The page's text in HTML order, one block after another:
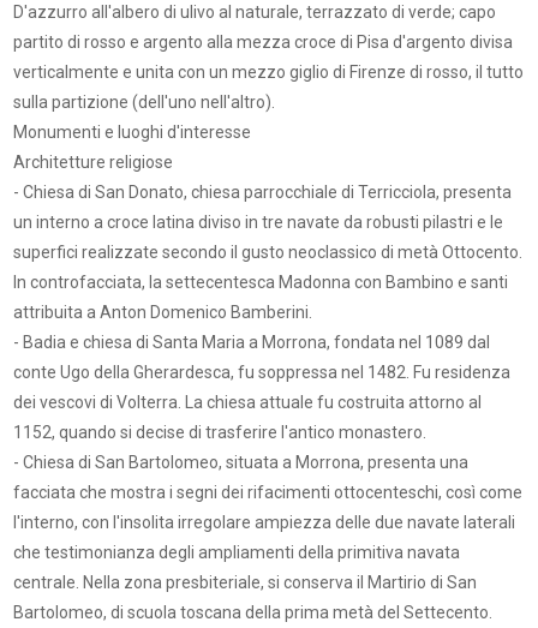
D'azzurro all'albero di ulivo al naturale, terrazzato di verde; capo
partito di rosso e argento alla mezza croce di Pisa d'argento divisa
verticalmente e unita con un mezzo giglio di Firenze di rosso, il tutto
sulla partizione (dell'uno nell'altro).
Monumenti e luoghi d'interesse
Architetture religiose
- Chiesa di San Donato, chiesa parrocchiale di Terricciola, presenta
un interno a croce latina diviso in tre navate da robusti pilastri e le
superfici realizzate secondo il gusto neoclassico di metà Ottocento.
In controfacciata, la settecentesca Madonna con Bambino e santi
attribuita a Anton Domenico Bamberini.
- Badia e chiesa di Santa Maria a Morrona, fondata nel 1089 dal
conte Ugo della Gherardesca, fu soppressa nel 1482. Fu residenza
dei vescovi di Volterra. La chiesa attuale fu costruita attorno al
1152, quando si decise di trasferire l'antico monastero.
- Chiesa di San Bartolomeo, situata a Morrona, presenta una
facciata che mostra i segni dei rifacimenti ottocenteschi, così come
l'interno, con l'insolita irregolare ampiezza delle due navate laterali
che testimonianza degli ampliamenti della primitiva navata
centrale. Nella zona presbiteriale, si conserva il Martirio di San
Bartolomeo, di scuola toscana della prima metà del Settecento.